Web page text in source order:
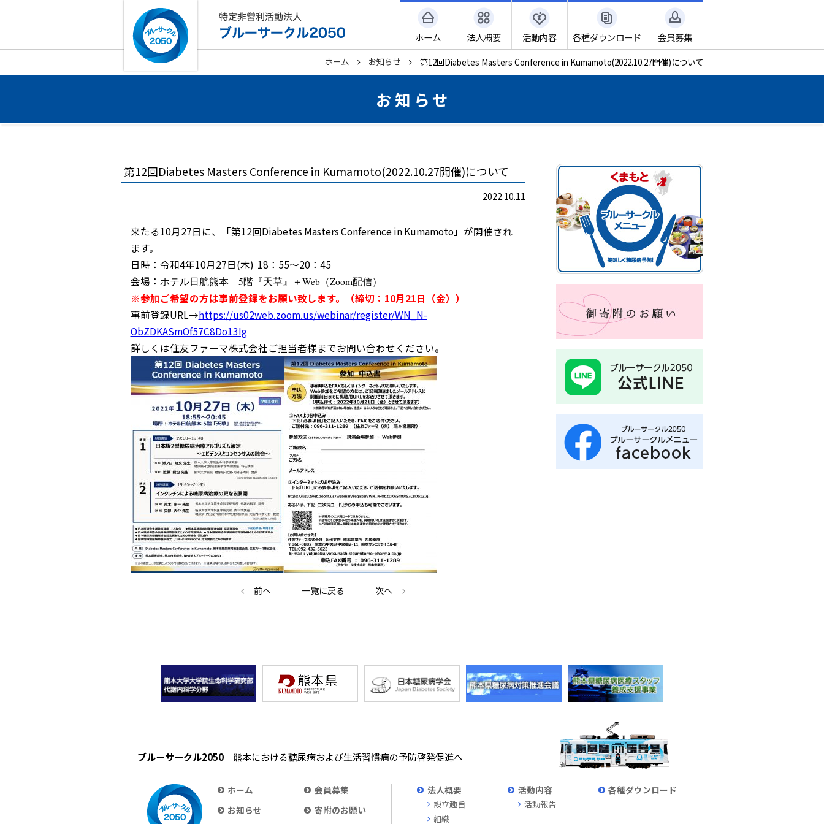
ホーム 法人概要 活動内容 各種ダウンロード 会員募集
ホーム お知らせ 第12回Diabetes Masters Conference in Kumamoto(2022.10.27開催)について
お知らせ
第12回Diabetes Masters Conference in Kumamoto(2022.10.27開催)について
2022.10.11
来たる10月27日に、「第12回Diabetes Masters Conference in Kumamoto」が開催され
ます。
日時：令和4年10月27日(木) 18：55〜20：45
会場： ホテル日航熊本 5階『天草』＋Web（Zoom配信）
※参加ご希望の方は事前登録をお願い致します。（締切：10月21日（金））
事前登録URL→https://us02web.zoom.us/webinar/register/WN_N-
ObZDKASmOf57C8Do13Ig
詳しくは住友ファーマ株式会社ご担当者様までお問い合わせください。
前へ 一覧に戻る 次へ
ブルーサークル2050 熊本における糖尿病および生活習慣病の予防啓発促進へ
ホーム
お知らせ
会員募集
寄附のお願い
法人概要
設立趣旨
組織
活動内容
活動報告
各種ダウンロード